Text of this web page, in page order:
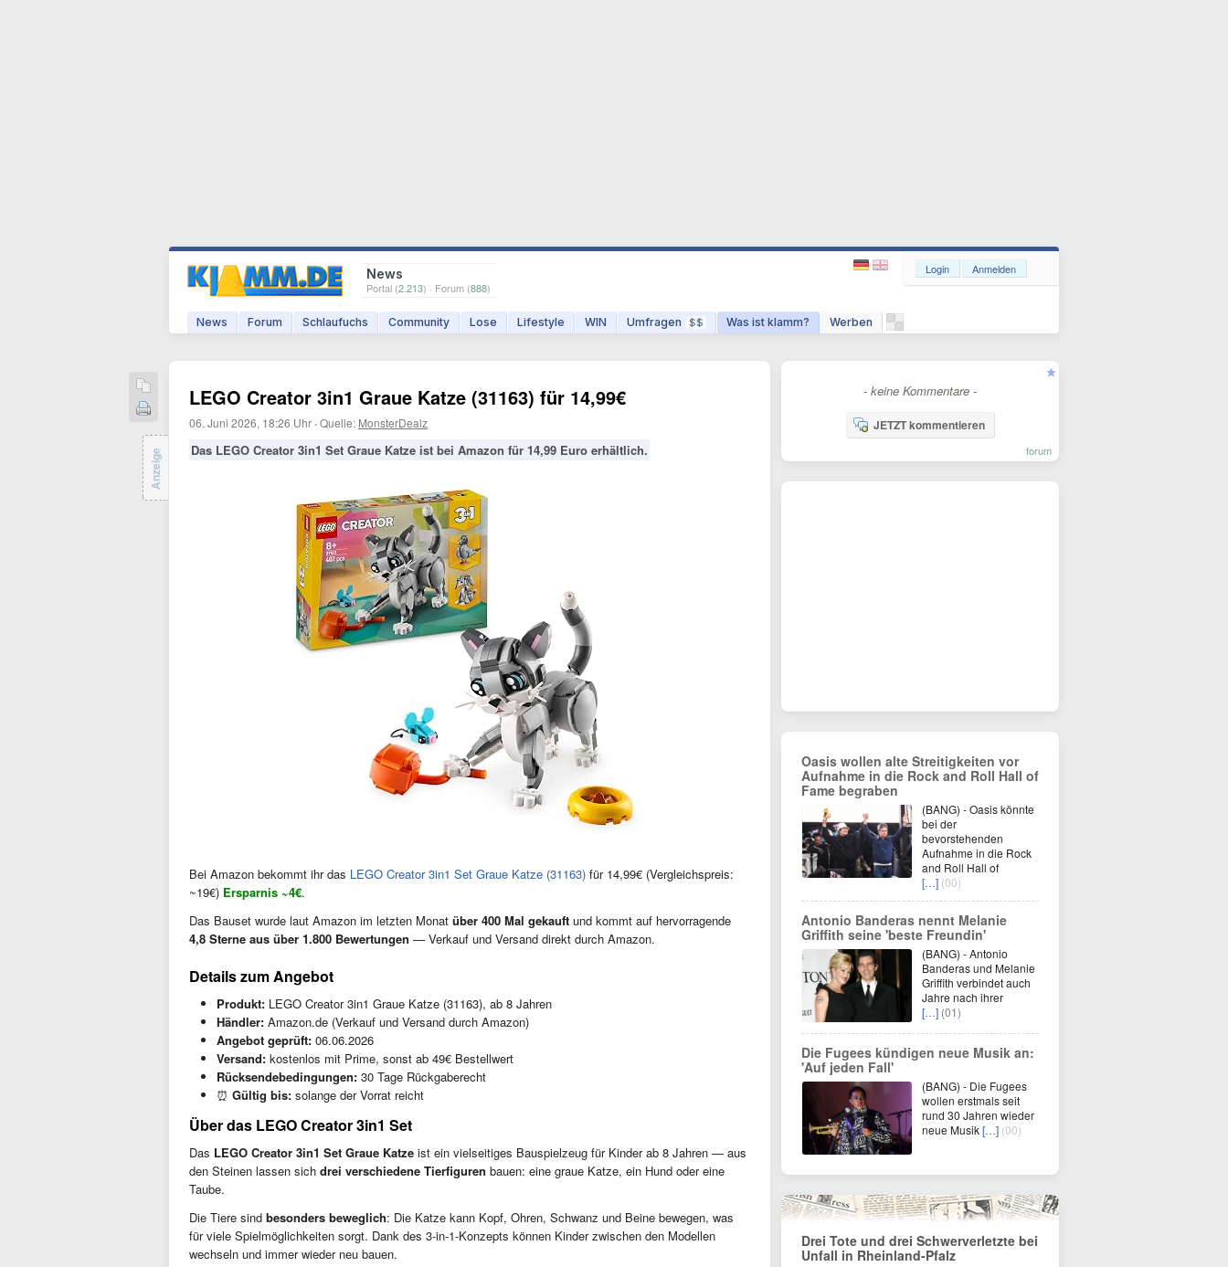
News
Portal (2.213) · Forum (888)
News Forum Schlaufuchs Community Lose Lifestyle WIN Umfragen $$ Was ist klamm? Werben
Login Anmelden
LEGO Creator 3in1 Graue Katze (31163) für 14,99€
06. Juni 2026, 18:26 Uhr ·Quelle: MonsterDealz
Das LEGO Creator 3in1 Set Graue Katze ist bei Amazon für 14,99 Euro erhältlich.
Bei Amazon bekommt ihr das LEGO Creator 3in1 Set Graue Katze (31163) für 14,99€ (Vergleichspreis:
~19€) Ersparnis ~4€.
Das Bauset wurde laut Amazon im letzten Monat über 400 Mal gekauft und kommt auf hervorragende
4,8 Sterne aus über 1.800 Bewertungen — Verkauf und Versand direkt durch Amazon.
Details zum Angebot
Produkt: LEGO Creator 3in1 Graue Katze (31163), ab 8 Jahren
Händler: Amazon.de (Verkauf und Versand durch Amazon)
Angebot geprüft: 06.06.2026
Versand: kostenlos mit Prime, sonst ab 49€ Bestellwert
Rücksendebedingungen: 30 Tage Rückgaberecht
⏰ Gültig bis: solange der Vorrat reicht
Über das LEGO Creator 3in1 Set
Das LEGO Creator 3in1 Set Graue Katze ist ein vielseitiges Bauspielzeug für Kinder ab 8 Jahren — aus
den Steinen lassen sich drei verschiedene Tierfiguren bauen: eine graue Katze, ein Hund oder eine
Taube.
Die Tiere sind besonders beweglich: Die Katze kann Kopf, Ohren, Schwanz und Beine bewegen, was
für viele Spielmöglichkeiten sorgt. Dank des 3-in-1-Konzepts können Kinder zwischen den Modellen
wechseln und immer wieder neu bauen.
Anzeige
- keine Kommentare -
JETZT kommentieren
forum
Oasis wollen alte Streitigkeiten vor
Aufnahme in die Rock and Roll Hall of
Fame begraben
(BANG) - Oasis könnte
bei der
bevorstehenden
Aufnahme in die Rock
and Roll Hall of
[…] (00)
Antonio Banderas nennt Melanie
Griffith seine 'beste Freundin'
(BANG) - Antonio
Banderas und Melanie
Griffith verbindet auch
Jahre nach ihrer
[…] (01)
Die Fugees kündigen neue Musik an:
'Auf jeden Fall'
(BANG) - Die Fugees
wollen erstmals seit
rund 30 Jahren wieder
neue Musik[…] (00)
Drei Tote und drei Schwerverletzte bei
Unfall in Rheinland-Pfalz